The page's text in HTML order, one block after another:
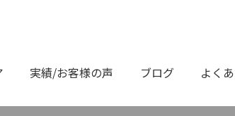
実績/お客様の声 ブログ よく